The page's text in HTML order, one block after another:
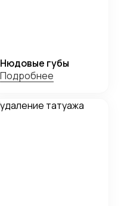
Нюдовые губы
Подробнее